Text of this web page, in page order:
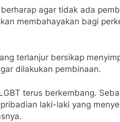
agar tidak ada
membahayakan bagi
terlanjur bersikap
dilakukan pembinaan.
terus berkembang.
laki-laki yang